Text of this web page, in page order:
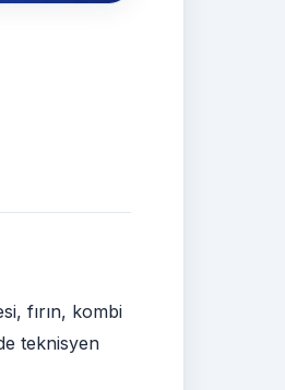
fırın, kombi
teknisyen